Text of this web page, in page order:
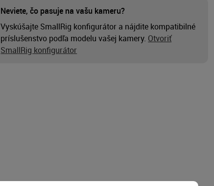
Neviete, čo pasuje na vašu kameru?
Vyskúšajte SmallRig konfigurátor a nájdite kompatibilné
príslušenstvo podľa modelu vašej kamery. Otvoriť
SmallRig konfigurátor